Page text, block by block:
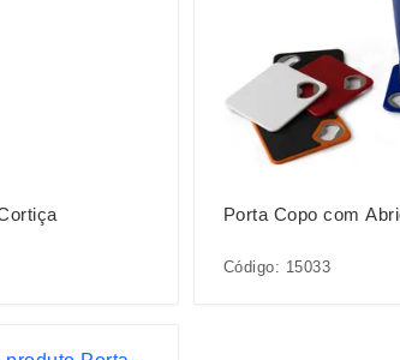
Porta Copo com
Código: 15033